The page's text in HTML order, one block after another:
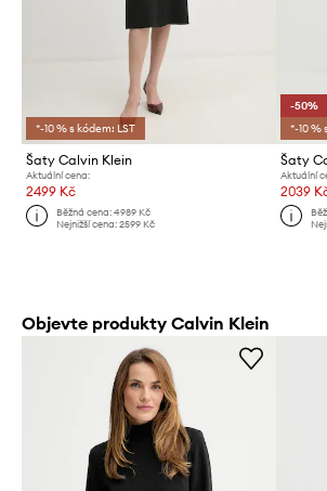
*-10 % s kódem: LST
Šaty Calvin Klein
Aktuální cena:
2499 Kč
Běžná cena:4989 Kč
Nejnižší cena:2599 Kč
-50%
*-10 %
Šaty
Aktuální
2039
Objevte produkty Calvin Klein